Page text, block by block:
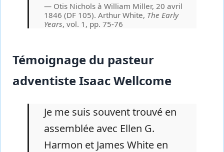
Otis Nichols à William Miller, 20 avril
1846 (DF 105). Arthur White, The Early
Years, vol. 1, pp. 75-76
Témoignage du pasteur
adventiste Isaac Wellcome
Je me suis souvent trouvé en
assemblée avec Ellen G.
Harmon et James White en